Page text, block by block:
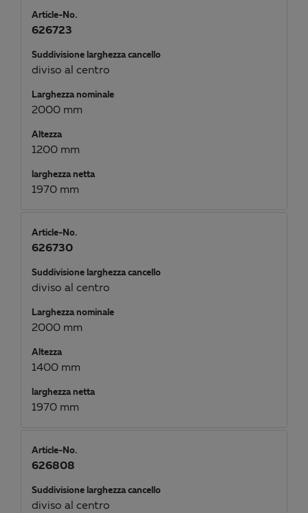
Article-No.
626723
Suddivisione larghezza cancello
diviso al centro
Larghezza nominale
2000 mm
Altezza
1200 mm
larghezza netta
1970 mm
Article-No.
626730
Suddivisione larghezza cancello
diviso al centro
Larghezza nominale
2000 mm
Altezza
1400 mm
larghezza netta
1970 mm
Article-No.
626808
Suddivisione larghezza cancello
diviso al centro